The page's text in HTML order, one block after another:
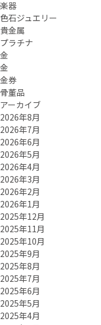
楽器
色石ジュエリー
貴金属
プラチナ
金
金
金券
骨董品
アーカイブ
2026年8月
2026年7月
2026年6月
2026年5月
2026年4月
2026年3月
2026年2月
2026年1月
2025年12月
2025年11月
2025年10月
2025年9月
2025年8月
2025年7月
2025年6月
2025年5月
2025年4月